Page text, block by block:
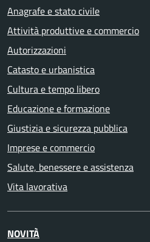
Anagrafe e stato civile
Attività produttive e commercio
Autorizzazioni
Catasto e urbanistica
Cultura e tempo libero
Educazione e formazione
Giustizia e sicurezza pubblica
Imprese e commercio
Salute, benessere e assistenza
Vita lavorativa
NOVITÀ